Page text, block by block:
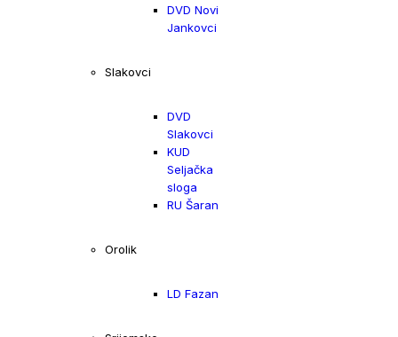
DVD Novi
Jankovci
Slakovci
DVD
Slakovci
KUD
Seljačka
sloga
RU Šaran
Orolik
LD Fazan